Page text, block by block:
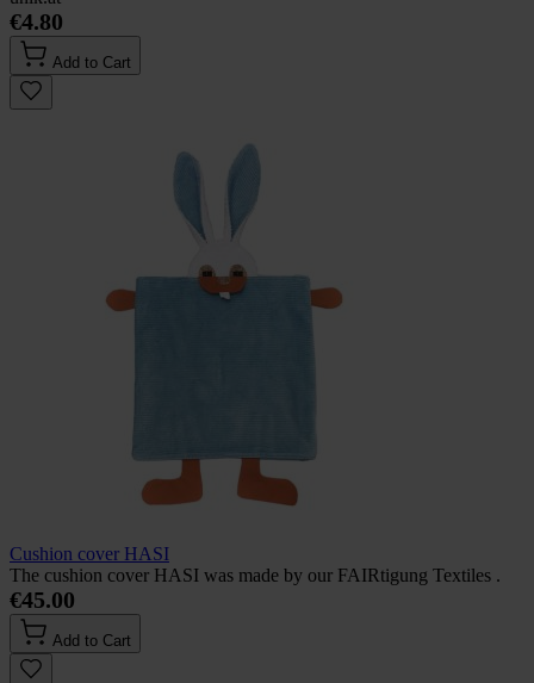
€4.80
Add to Cart
Cushion cover HASI
The cushion cover HASI was made by our FAIRtigung Textiles .
€45.00
Add to Cart